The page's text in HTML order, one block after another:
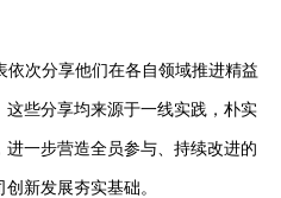
次分享他们在各自领域推进精益
些分享均来源于一线实践，朴实
一步营造全员参与、持续改进的
新发展夯实基础。